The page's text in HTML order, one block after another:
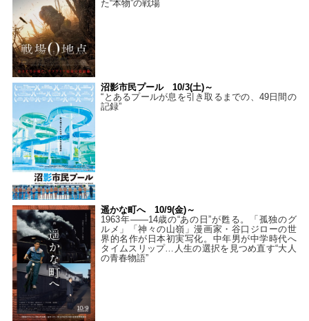
た“本物”の戦場
沼影市民プール 10/3(土)～
“とあるプールが息を引き取るまでの、49日間の
記録”
遥かな町へ 10/9(金)～
1963年――14歳の“あの日”が甦る。「孤独のグ
ルメ」「神々の山嶺」漫画家・谷口ジローの世
界的名作が日本初実写化。中年男が中学時代へ
タイムスリップ…人生の選択を見つめ直す“大人
の青春物語”